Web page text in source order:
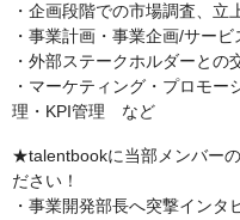
・企画段階での市場調査、
・事業計画・事業企画/サー
・外部ステークホルダーと
・マーケティング・プロモ
理・KPI管理 など
★talentbookに当部メンバー
ださい！
・事業開発部長へ突撃イン